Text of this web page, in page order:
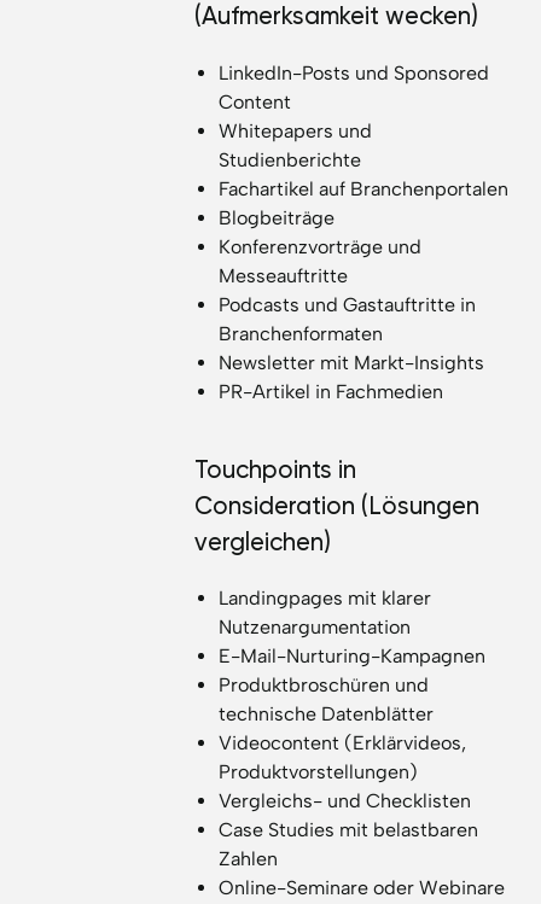
(Aufmerksamkeit wecken)
LinkedIn-Posts und Sponsored
Content
Whitepapers und
Studienberichte
Fachartikel auf Branchenportalen
Blogbeiträge
Konferenzvorträge und
Messeauftritte
Podcasts und Gastauftritte in
Branchenformaten
Newsletter mit Markt-Insights
PR-Artikel in Fachmedien
Touchpoints in
Consideration (Lösungen
vergleichen)
Landingpages mit klarer
Nutzenargumentation
E-Mail-Nurturing-Kampagnen
Produktbroschüren und
technische Datenblätter
Videocontent (Erklärvideos,
Produktvorstellungen)
Vergleichs- und Checklisten
Case Studies mit belastbaren
Zahlen
Online-Seminare oder Webinare